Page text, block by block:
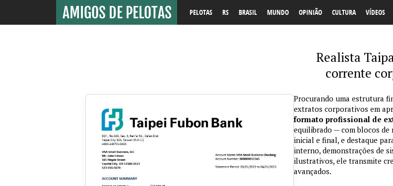
PELOTAS RS BRASIL MUNDO OPINIÃO CULTURA VÍDEOS
Realista
corrente
Procurando uma estrutura
extratos corporativos em
formato profissional de
equilibrado — com blocos de
inicial e final, e destaque
interno, demonstrações de
ilustrativos, ele transmite
avançados.